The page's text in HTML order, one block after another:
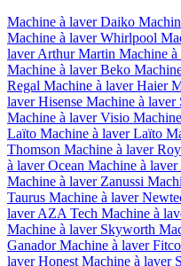
Machine à laver Daiko
Machine à laver Whirlpool
laver Arthur Martin Machine à
Machine à laver Beko
Regal Machine à laver Haier
laver Hisense Machine à laver
Machine à laver Visio
Laïto Machine à laver Laïto
Thomson Machine à laver
à laver Ocean Machine à laver
Machine à laver Zanussi
Taurus Machine à laver
laver AZA Tech Machine à
Machine à laver Skyworth
GanadorMachine à laver Fitco
laver Honest Machine à laver